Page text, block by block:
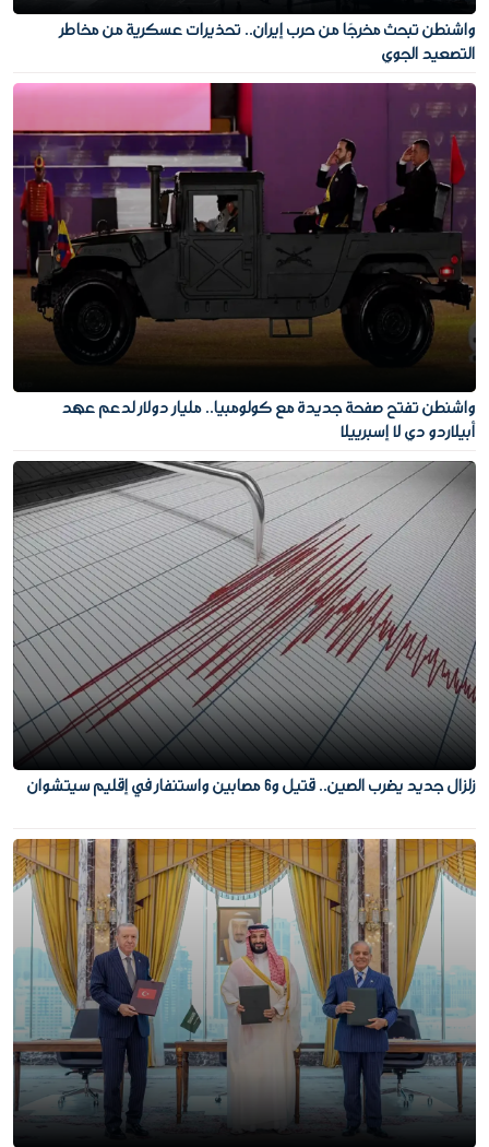
واشنطن تبحث مخرجًا من حرب إيران.. تحذيرات عسكرية من مخاطر
التصعيد الجوي
واشنطن تفتح صفحة جديدة مع كولومبيا.. مليار دولار لدعم عهد
أبيلاردو دي لا إسبرييلا
زلزال جديد يضرب الصين.. قتيل و6 مصابين واستنفار في إقليم سيتشوان